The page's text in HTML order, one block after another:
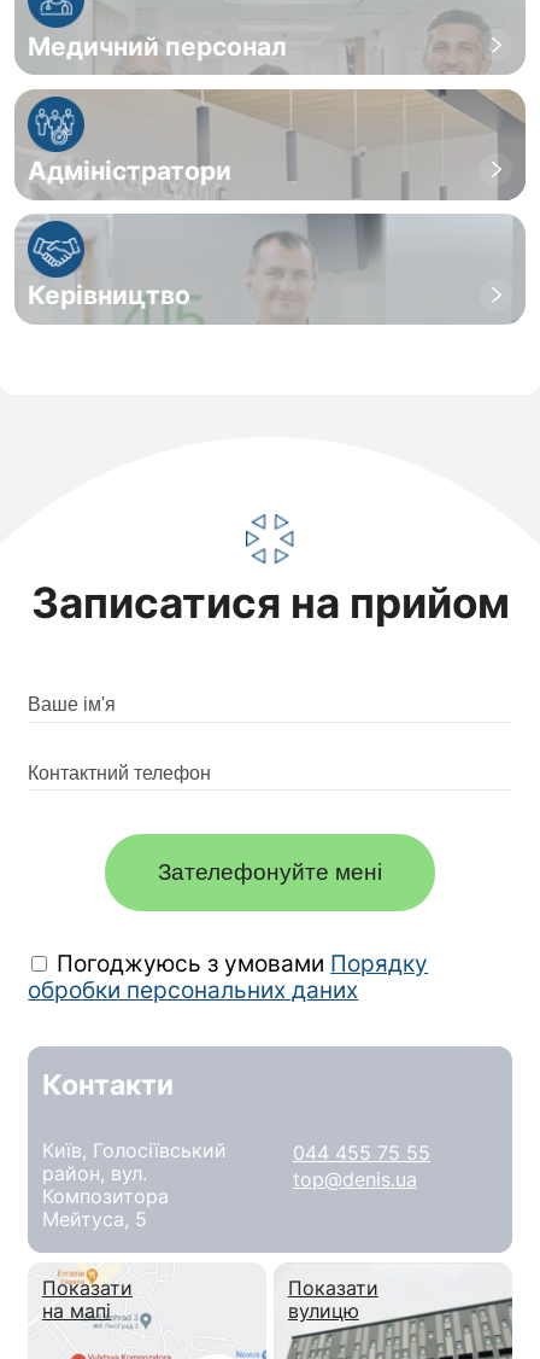
Медичний персонал
Адміністратори
Керівництво
Записатися на прийом
Зателефонуйте мені
Погоджуюсь з умовами Порядку
обробки персональних даних
Контакти
Київ, Голосіївський
район, вул.
Композитора
Мейтуса, 5
044 455 75 55
top@denis.ua
Показати
на мапі
Показати
вулицю